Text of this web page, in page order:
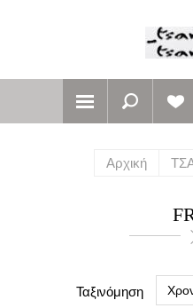
Αρχική
Ταξινόμηση